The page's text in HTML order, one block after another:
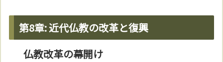
第8章: 近代仏教の改革と復興
仏教改革の幕開け